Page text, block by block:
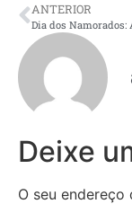
ANTERIOR
Deixe
O seu